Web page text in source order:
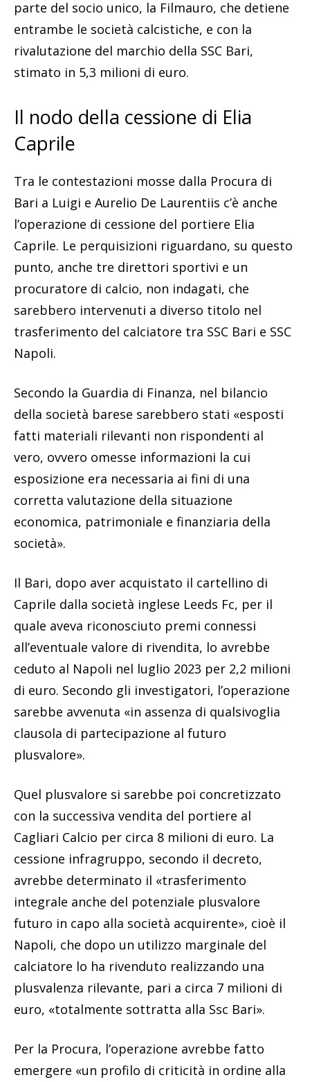
parte del socio unico, la Filmauro, che detiene
entrambe le società calcistiche, e con la
rivalutazione del marchio della SSC Bari,
stimato in 5,3 milioni di euro.
Il nodo della cessione di Elia
Caprile
Tra le contestazioni mosse dalla Procura di
Bari a Luigi e Aurelio De Laurentiis c’è anche
l’operazione di cessione del portiere Elia
Caprile. Le perquisizioni riguardano, su questo
punto, anche tre direttori sportivi e un
procuratore di calcio, non indagati, che
sarebbero intervenuti a diverso titolo nel
trasferimento del calciatore tra SSC Bari e SSC
Napoli.
Secondo la Guardia di Finanza, nel bilancio
della società barese sarebbero stati «esposti
fatti materiali rilevanti non rispondenti al
vero, ovvero omesse informazioni la cui
esposizione era necessaria ai fini di una
corretta valutazione della situazione
economica, patrimoniale e finanziaria della
società».
Il Bari, dopo aver acquistato il cartellino di
Caprile dalla società inglese Leeds Fc, per il
quale aveva riconosciuto premi connessi
all’eventuale valore di rivendita, lo avrebbe
ceduto al Napoli nel luglio 2023 per 2,2 milioni
di euro. Secondo gli investigatori, l’operazione
sarebbe avvenuta «in assenza di qualsivoglia
clausola di partecipazione al futuro
plusvalore».
Quel plusvalore si sarebbe poi concretizzato
con la successiva vendita del portiere al
Cagliari Calcio per circa 8 milioni di euro. La
cessione infragruppo, secondo il decreto,
avrebbe determinato il «trasferimento
integrale anche del potenziale plusvalore
futuro in capo alla società acquirente», cioè il
Napoli, che dopo un utilizzo marginale del
calciatore lo ha rivenduto realizzando una
plusvalenza rilevante, pari a circa 7 milioni di
euro, «totalmente sottratta alla Ssc Bari».
Per la Procura, l’operazione avrebbe fatto
emergere «un profilo di criticità in ordine alla